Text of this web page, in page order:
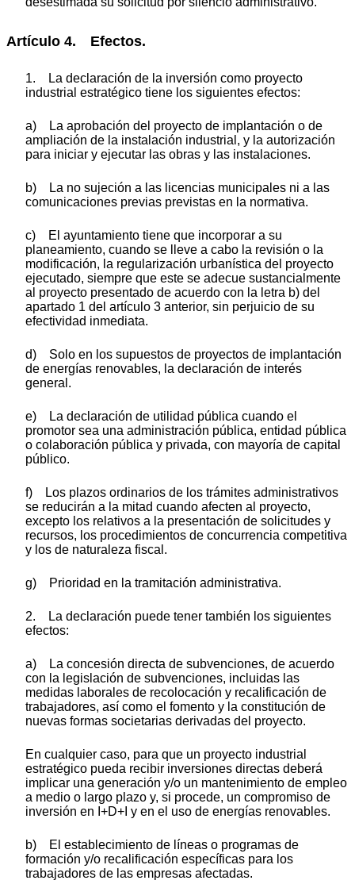
Artículo 4. Efectos.
1. La declaración de la inversión como proyecto
industrial estratégico tiene los siguientes efectos:
a) La aprobación del proyecto de implantación o de
ampliación de la instalación industrial, y la autorización
para iniciar y ejecutar las obras y las instalaciones.
b) La no sujeción a las licencias municipales ni a las
comunicaciones previas previstas en la normativa.
c) El ayuntamiento tiene que incorporar a su
planeamiento, cuando se lleve a cabo la revisión o la
modificación, la regularización urbanística del proyecto
ejecutado, siempre que este se adecue sustancialmente
al proyecto presentado de acuerdo con la letra b) del
apartado 1 del artículo 3 anterior, sin perjuicio de su
efectividad inmediata.
d) Solo en los supuestos de proyectos de implantación
de energías renovables, la declaración de interés
general.
e) La declaración de utilidad pública cuando el
promotor sea una administración pública, entidad pública
o colaboración pública y privada, con mayoría de capital
público.
f) Los plazos ordinarios de los trámites administrativos
se reducirán a la mitad cuando afecten al proyecto,
excepto los relativos a la presentación de solicitudes y
recursos, los procedimientos de concurrencia competitiva
y los de naturaleza fiscal.
g) Prioridad en la tramitación administrativa.
2. La declaración puede tener también los siguientes
efectos:
a) La concesión directa de subvenciones, de acuerdo
con la legislación de subvenciones, incluidas las
medidas laborales de recolocación y recalificación de
trabajadores, así como el fomento y la constitución de
nuevas formas societarias derivadas del proyecto.
En cualquier caso, para que un proyecto industrial
estratégico pueda recibir inversiones directas deberá
implicar una generación y/o un mantenimiento de empleo
a medio o largo plazo y, si procede, un compromiso de
inversión en I+D+I y en el uso de energías renovables.
b) El establecimiento de líneas o programas de
formación y/o recalificación específicas para los
trabajadores de las empresas afectadas.